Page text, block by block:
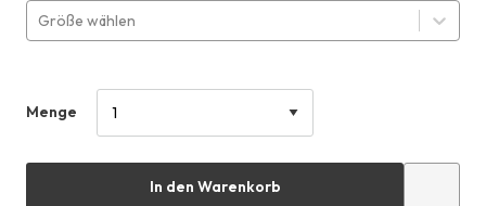
Größe wählen
Menge
In den Warenkorb